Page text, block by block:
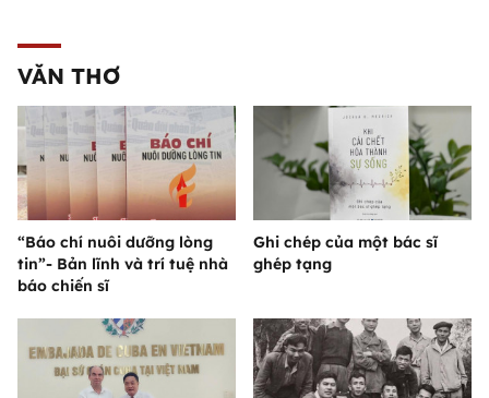
VĂN THƠ
“Báo chí nuôi dưỡng lòng
tin”- Bản lĩnh và trí tuệ nhà
báo chiến sĩ
Ghi chép của một bác sĩ
ghép tạng